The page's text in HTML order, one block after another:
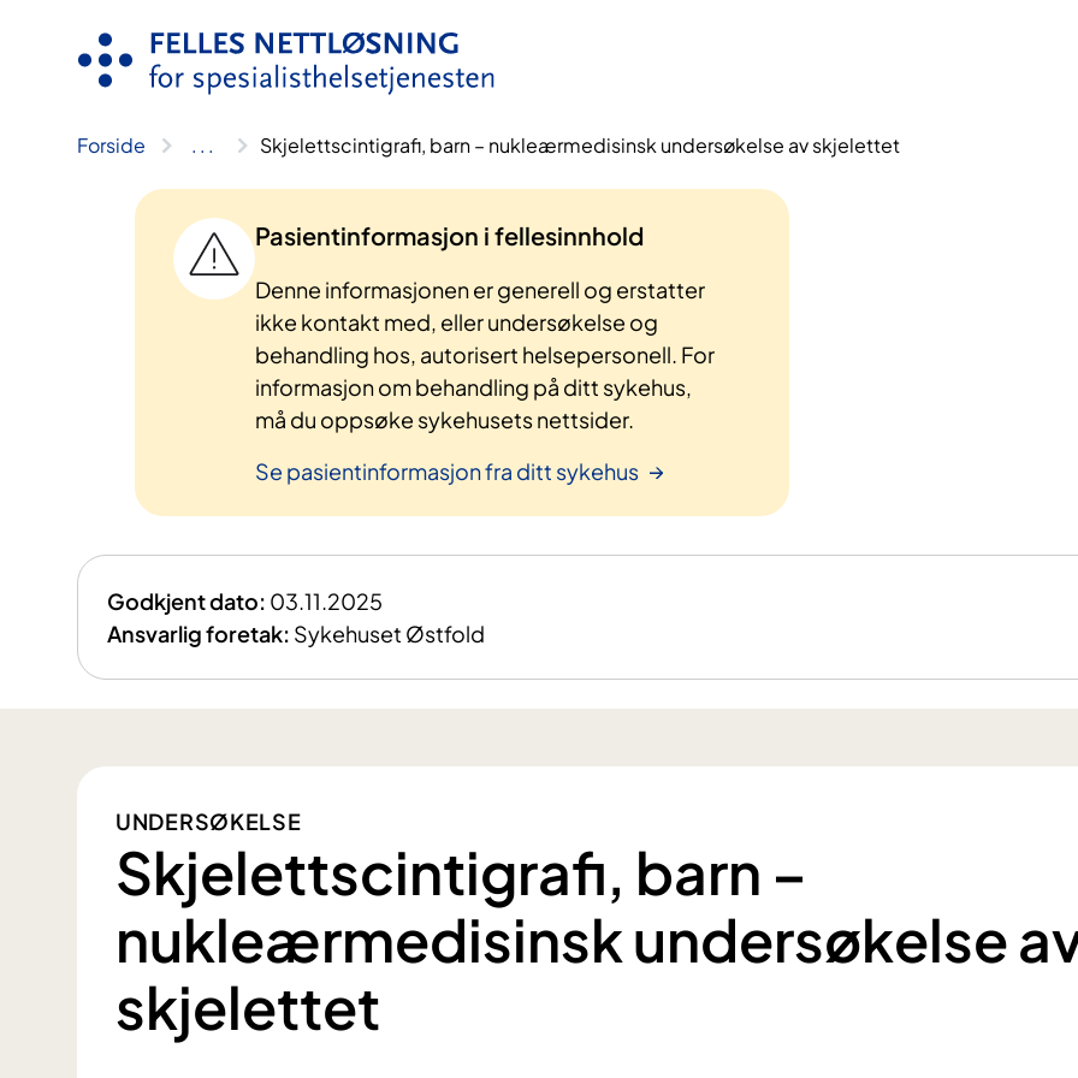
Forside .. . Skjelettscintigrafi, barn – nukleærmedisinsk undersøkelse av skjelettet
Pasientinformasjon i fellesinnhold
Denne informasjonen er generell og erstatter
ikke kontakt med, eller undersøkelse og
behandling hos, autorisert helsepersonell. For
informasjon om behandling på ditt sykehus,
må du oppsøke sykehusets nettsider.
Se pasientinformasjon fra ditt sykehus
Godkjent dato: 03.11.2025
Ansvarlig foretak: Sykehuset Østfold
UNDERSØKELSE
Skjelettscintigrafi, barn –
nukleærmedisinsk undersøkelse
skjelettet